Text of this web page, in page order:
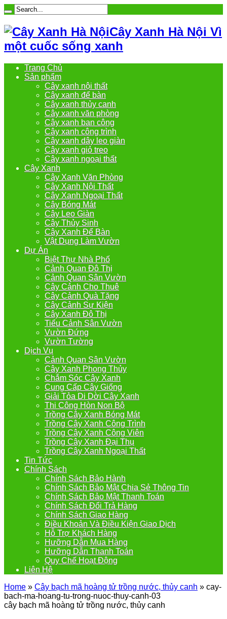
Cây Xanh Hà Nội Vì
một cuốc sống xanh
Trang Chủ
Sản phẩm
Cây xanh nội thất
Cây xanh để bàn
Cây xanh thủy canh
Cây xanh văn phòng
Cây xanh ban công
Cây xanh công trình
Cây xanh dây leo giàn
Cây xanh giỏ treo
Cây xanh ngoại thất
Cây Xanh
Cây Xanh Văn Phòng
Cây Xanh Nội Thất
Cây Xanh Ngoại Thất
Cây Bóng Mát
Cây Leo Giàn
Cây Thủy Sinh
Cây Xanh Để Bàn
Vật Dụng Làm Vườn
Dự Án
Biệt Thự Nhà Phố
Cảnh Quan Đô Thị
Cảnh Quan Sân Vườn
Cây Cảnh Cho Thuê
Cây Cảnh Quà Tặng
Cây Cảnh Sự Kiện
Cây Xanh Đô Thị
Tiểu Cảnh Sân Vườn
Vườn Đứng
Vườn Tường
Dịch Vụ
Cảnh Quan Sân Vườn
Cây Xanh Phong Thủy
Chắm Sóc Cây Xanh
Cung Cấp Cây Giống
Giải Tỏa Di Dời Cây Xanh
Thi Công Hòn Non Bộ
Trồng Cây Xanh Bóng Mát
Trồng Cây Xanh Công Trình
Trồng Cây Xanh Công Viên
Trồng Cây Xanh Đại Thụ
Trồng Cây Xanh Ngoại Thất
Tin Tức
Chính Sách
Chính Sách Bảo Hành
Chính Sách Bảo Mật Chia Sẻ Thông Tin
Chính Sách Bảo Mật Thanh Toán
Chính Sách Đổi Trả Hàng
Chính Sách Giao Hàng
Điều Khoản Và Điều Kiện Giao Dịch
Hỗ Trợ Khách Hàng
Hưỡng Dẫn Mua Hàng
Hưỡng Dẫn Thanh Toán
Quy Chế Hoạt Động
Liên Hệ
Home » Cây bạch mã hoàng tử trồng nước, thủy canh » cay-
bach-ma-hoang-tu-trong-nuoc-thuy-canh-03
cây bạch mã hoàng tử trồng nước, thủy canh